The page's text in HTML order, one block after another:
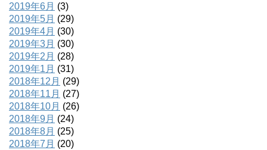
2019年6月 (3)
2019年5月 (29)
2019年4月 (30)
2019年3月 (30)
2019年2月 (28)
2019年1月 (31)
2018年12月 (29)
2018年11月 (27)
2018年10月 (26)
2018年9月 (24)
2018年8月 (25)
2018年7月 (20)